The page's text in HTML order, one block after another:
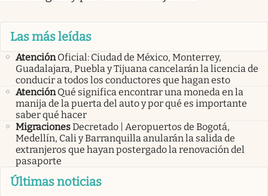
Las más leídas
Atención Oficial: Ciudad de México, Monterrey,
Guadalajara, Puebla y Tijuana cancelarán la licencia de
conducir a todos los conductores que hagan esto
Atención Qué significa encontrar una moneda en la
manija de la puerta del auto y por qué es importante
saber qué hacer
MigracionesDecretado | Aeropuertos de Bogotá,
Medellín, Cali y Barranquilla anularán la salida de
extranjeros que hayan postergado la renovación del
pasaporte
Últimas noticias